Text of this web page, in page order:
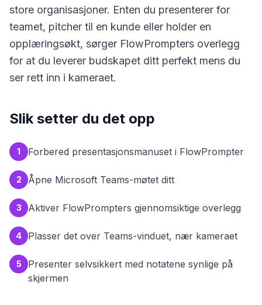
store organisasjoner. Enten du presenterer for
teamet, pitcher til en kunde eller holder en
opplæringsøkt, sørger FlowPrompters overlegg
for at du leverer budskapet ditt perfekt mens du
ser rett inn i kameraet.
Slik setter du det opp
1 Forbered presentasjonsmanuset i FlowPrompter
2 Åpne Microsoft Teams-møtet ditt
3 Aktiver FlowPrompters gjennomsiktige overlegg
4 Plasser det over Teams-vinduet, nær kameraet
5
Presenter selvsikkert med notatene synlige på
skjermen